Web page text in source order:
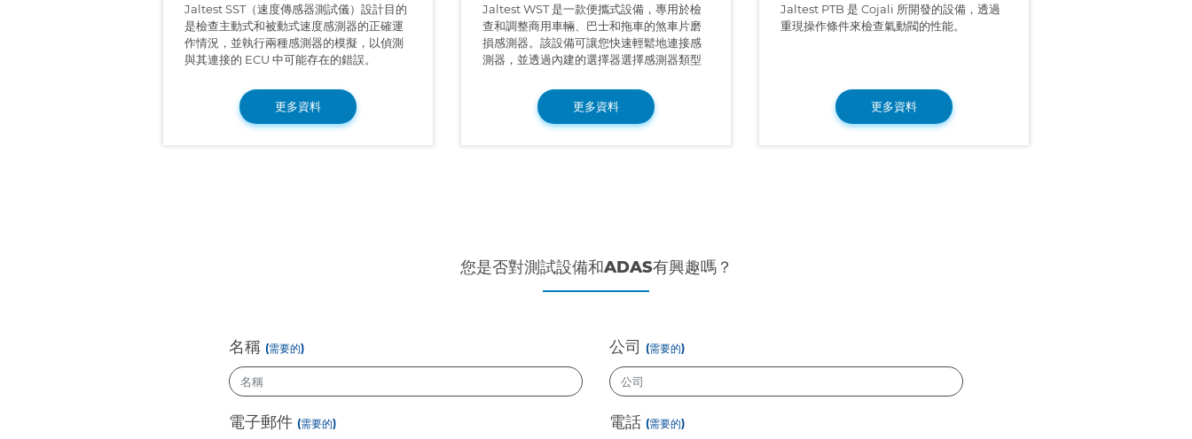
Jaltest SST（速度傳感器測試儀）設計目的
是檢查主動式和被動式速度感測器的正確運
作情況，並執行兩種感測器的模擬，以偵測
與其連接的 ECU 中可能存在的錯誤。
更多資料
Jaltest WST 是一款便攜式設備，專用於檢
查和調整商用車輛、巴士和拖車的煞車片磨
損感測器。該設備可讓您快速輕鬆地連接感
測器，並透過內建的選擇器選擇感測器類型
更多資料
Jaltest PTB 是 Cojali 所開發的設備，透過
重現操作條件來檢查氣動閥的性能。
更多資料
您是否對測試設備和ADAS有興趣嗎？
名稱 (需要的) 公司 (需要的)
電子郵件 (需要的) 電話 (需要的)